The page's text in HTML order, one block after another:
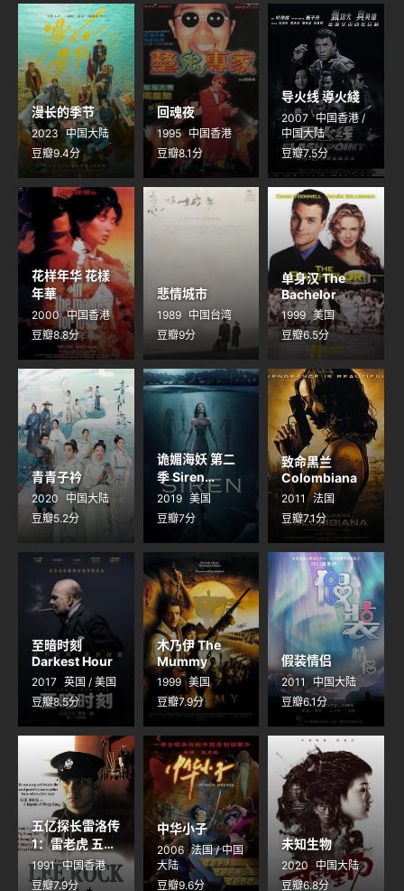
漫长的季节
2023 中国大陆
豆瓣9.4分
回魂夜
1995
中国香港
豆瓣8.1分
导火线 導火綫
2007 中国香港 /
中国大陆
豆瓣7.5分
花样年华 花樣
年華
2000 中国香港
豆瓣8.8分
悲情城市
1989
中国台湾
豆瓣9分
单身汉 The
Bachelor
1999 美国
豆瓣6.5分
青青子衿
2020
中国大陆
豆瓣5.2分
诡媚海妖 第二
季 Siren
Season 2
2019 美国
豆瓣7分
致命黑兰
Colombiana
2011
法国
豆瓣7.1分
至暗时刻
Darkest Hour
2017 英国 / 美国
豆瓣8.5分
木乃伊 The
Mummy
1999 美国
豆瓣7.9分
假装情侣
2011
中国大陆
豆瓣6.1分
五亿探长雷洛传
1：雷老虎 五億
探長雷洛傳：雷
老虎
1991 中国香港
豆瓣7.9分
中华小子
2006 法国 / 中国
大陆
豆瓣9.6分
未知生物
2020
中国大陆
豆瓣6.8分